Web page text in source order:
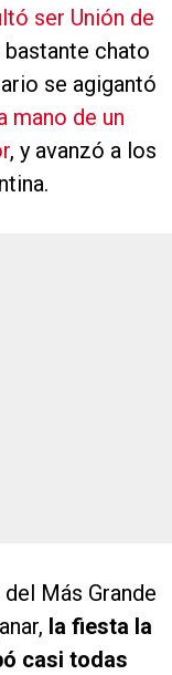
ser Unión de
bastante chato
se agigantó
mano de un
, y avanzó a los
Más Grande
la fiesta la
casi todas